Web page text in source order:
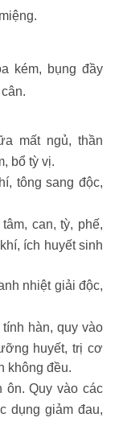
kém, bụng đầy
mất ngủ, thần
bổ tỳ vị.
tông sang độc,
can, tỳ, phế,
ích huyết sinh
nhiệt giải độc,
hàn, quy vào
huyết, trị cơ
không đều.
ôn. Quy vào các
dụng giảm đau,